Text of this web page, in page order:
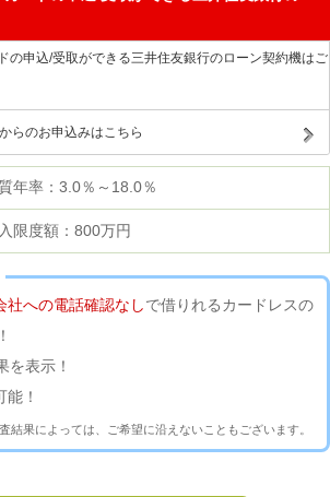
の申込/受取ができる三井住友銀行のローン契約機はご
らのお申込みはこちら
年率：3.0％～18.0％
限度額：800万円
社への電話確認なしで借りれるカードレスの
を表示！
！
結果によっては、ご希望に沿えないこともございます。